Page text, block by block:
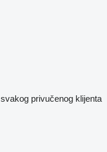
privučenog klijenta